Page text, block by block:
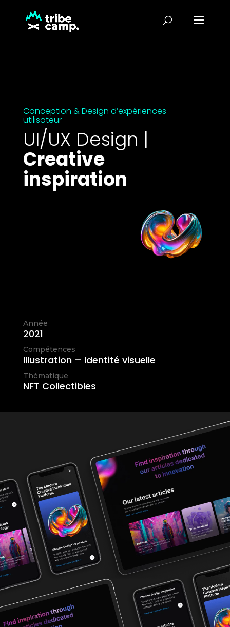
Conception & Design d’expériences
utilisateur
UI/UX Design |
Creative
inspiration
Année
2021
Compétences
Illustration – Identité visuelle
Thématique
NFT Collectibles